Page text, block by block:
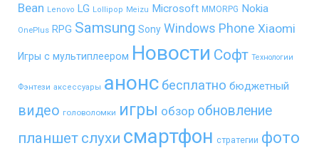
Bean Lenovo LG Lollipop Meizu Microsoft MMORPG Nokia
OnePlus RPG Samsung Sony Windows Phone Xiaomi
Игры с мультиплеером Новости Софт Технологии
Фэнтези аксессуары анонс бесплатно бюджетный
видео головоломки игры обзор обновление
планшет слухи смартфон стратегии фото